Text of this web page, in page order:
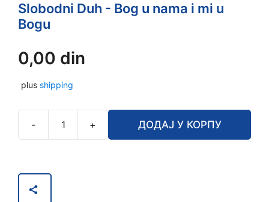
Slobodni Duh - Bog u nama i mi u
Bogu
0,00 din
plus shipping
- + ДОДАЈ У КОРПУ